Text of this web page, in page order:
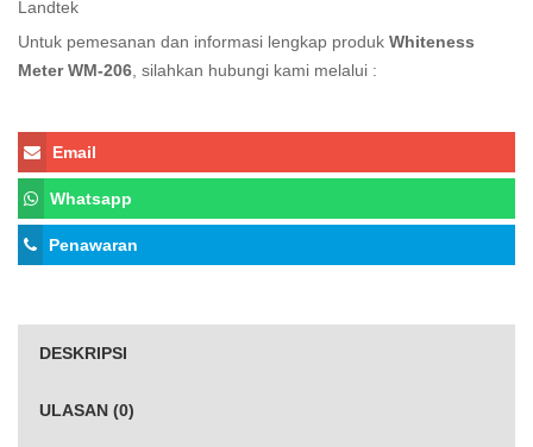
Landtek
Untuk pemesanan dan informasi lengkap produk Whiteness
Meter WM-206 , silahkan hubungi kami melalui :
Email
Whatsapp
Penawaran
DESKRIPSI
ULASAN (0)